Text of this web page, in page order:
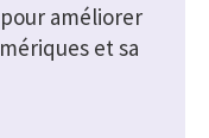
améliorer
et sa